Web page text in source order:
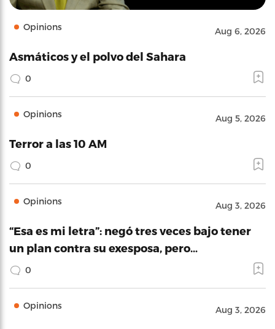
Opinions Aug 6, 2026
Asmáticos y el polvo del Sahara
0
Opinions Aug 5, 2026
Terror a las 10 AM
0
Opinions Aug 3, 2026
“Esa es mi letra”: negó tres veces bajo tener
un plan contra su exesposa, pero…
0
Opinions Aug 3, 2026